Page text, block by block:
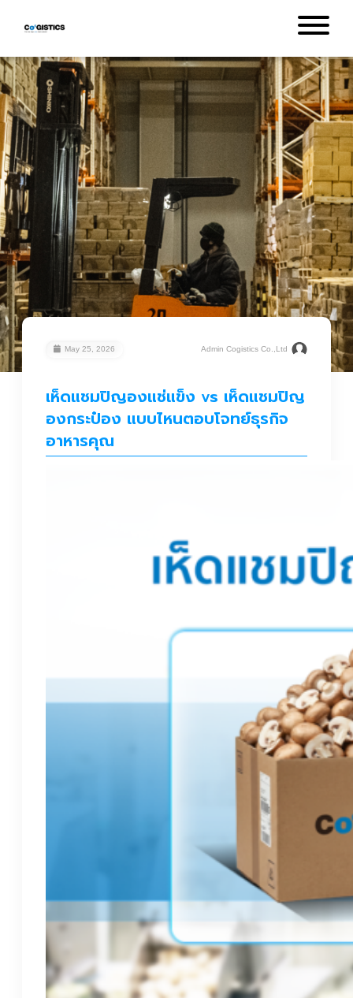
May 25, 2026 Admin Cogistics Co.,Ltd
เห็ดแชมปิญองแช่แข็ง vs เห็ดแชมปิญ
องกระป๋อง แบบไหนตอบโจทย์ธุรกิจ
อาหารคุณ